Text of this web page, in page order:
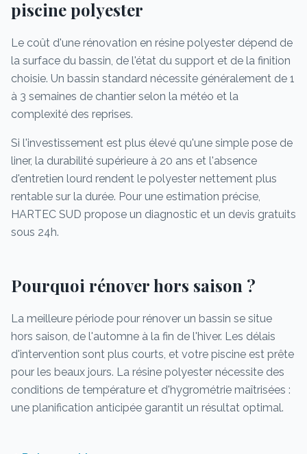
piscine polyester
Le coût d'une rénovation en résine polyester dépend de
la surface du bassin, de l'état du support et de la finition
choisie. Un bassin standard nécessite généralement de 1
à 3 semaines de chantier selon la météo et la
complexité des reprises.
Si l'investissement est plus élevé qu'une simple pose de
liner, la durabilité supérieure à 20 ans et l'absence
d'entretien lourd rendent le polyester nettement plus
rentable sur la durée. Pour une estimation précise,
HARTEC SUD propose un diagnostic et un devis gratuits
sous 24h.
Pourquoi rénover hors saison ?
La meilleure période pour rénover un bassin se situe
hors saison, de l'automne à la fin de l'hiver. Les délais
d'intervention sont plus courts, et votre piscine est prête
pour les beaux jours. La résine polyester nécessite des
conditions de température et d'hygrométrie maîtrisées :
une planification anticipée garantit un résultat optimal.